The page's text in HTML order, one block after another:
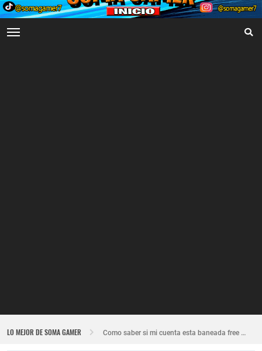
LO MEJOR DE SOMA GAMER Como saber si mi cuenta esta baneada free fire